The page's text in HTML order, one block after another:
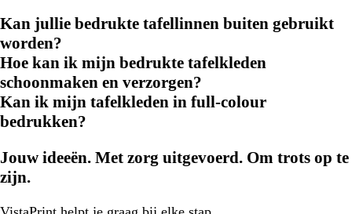
Kan jullie bedrukte tafellinnen buiten gebruikt
worden?
Hoe kan ik mijn bedrukte tafelkleden
schoonmaken en verzorgen?
Kan ik mijn tafelkleden in full-colour
bedrukken?
Jouw ideeën. Met zorg uitgevoerd. Om trots op te
zijn.